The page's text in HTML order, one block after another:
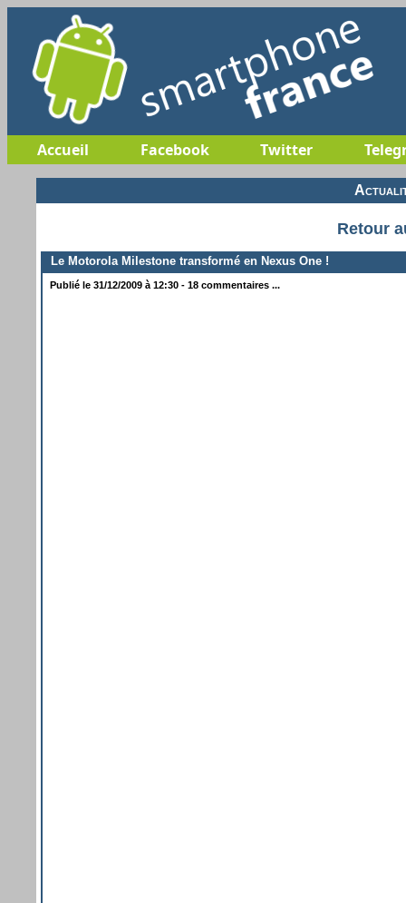
Accueil Facebook Twitter
Retour
Le Motorola Milestone transformé en Nexus One !
Publié le 31/12/2009 à 12:30 - 18 commentaires ...